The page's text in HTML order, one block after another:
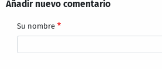
Añadir nuevo comentario
Su nombre